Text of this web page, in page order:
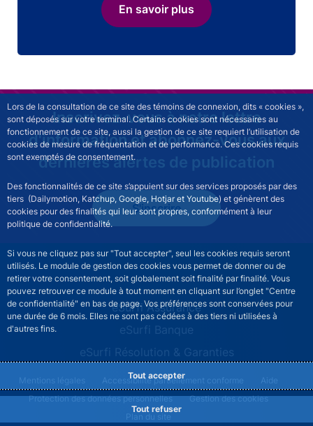
Lors de la consultation de ce site des témoins de connexion, dits « cookies »,
sont déposés sur votre terminal. Certains cookies sont nécessaires au
fonctionnement de ce site, aussi la gestion de ce site requiert l’utilisation de
cookies de mesure de fréquentation et de performance. Ces cookies requis
sont exemptés de consentement.
Des fonctionnalités de ce site s’appuient sur des services proposés par des
tiers (Dailymotion, Katchup, Google, Hotjar et Youtube) et génèrent des
cookies pour des finalités qui leur sont propres, conformément à leur
politique de confidentialité.
Si vous ne cliquez pas sur "Tout accepter", seul les cookies requis seront
utilisés. Le module de gestion des cookies vous permet de donner ou de
retirer votre consentement, soit globalement soit finalité par finalité. Vous
pouvez retrouver ce module à tout moment en cliquant sur l’onglet "Centre
de confidentialité" en bas de page. Vos préférences sont conservées pour
une durée de 6 mois. Elles ne sont pas cédées à des tiers ni utilisées à
d'autres fins.
Tout accepter
Tout refuser
En savoir plus
Inscrivez-vous à notre lettre
d'information et abonnez-vous aux
dernières alertes de publication
S'inscrire
ESURFI site navigationeSurfi Assurance
eSurfi Banque
eSurfi Résolution & Garanties
ESURFI footer legal notice menu
Mentions légales Accessibilité partiellement conforme
Aide
Protection des données personnelles
Gestion des cookies
Plan du site